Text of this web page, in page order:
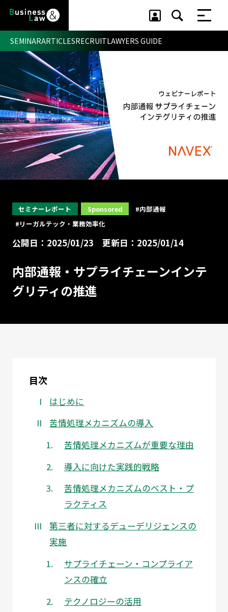
セミナー ・ 記事
セミナー
記事
リクルート
SEMINARARTICLESRECRUITLAWYERS GUIDE
セミナーレポート Sponsored
#内部通報
#リーガルテック・業務効率化
公開日：2025/01/23 更新日：2025/01/14
内部通報・サプライチェーンインテ
グリティの推進
目次
はじめに
苦情処理メカニズムの導入
苦情処理メカニズムが重要な理由
導入に向けた実践的戦略
苦情処理メカニズムのベスト・プ
ラクティス
第三者に対するデューデリジェンスの
実施
サプライチェーン・コンプライア
ンスの確立
テクノロジーの活用